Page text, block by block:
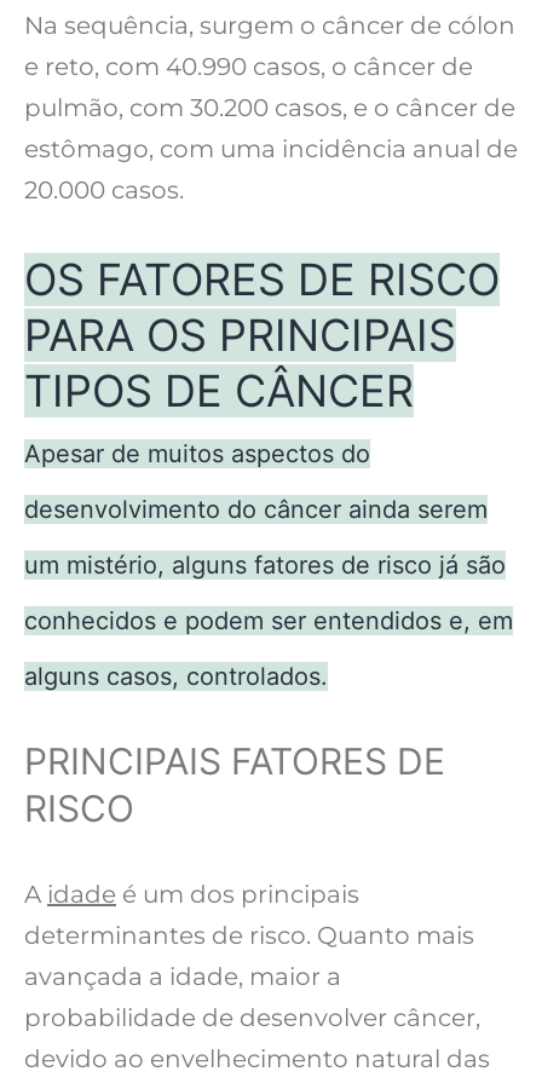
Na sequência, surgem o câncer de cólon
e reto, com 40.990 casos, o câncer de
pulmão, com 30.200 casos, e o câncer de
estômago, com uma incidência anual de
20.000 casos.
OS FATORES DE RISCO
PARA OS PRINCIPAIS
TIPOS DE CÂNCER
Apesar de muitos aspectos do
desenvolvimento do câncer ainda serem
um mistério, alguns fatores de risco já são
conhecidos e podem ser entendidos e, em
alguns casos, controlados.
PRINCIPAIS FATORES DE
RISCO
A idade é um dos principais
determinantes de risco. Quanto mais
avançada a idade, maior a
probabilidade de desenvolver câncer,
devido ao envelhecimento natural das